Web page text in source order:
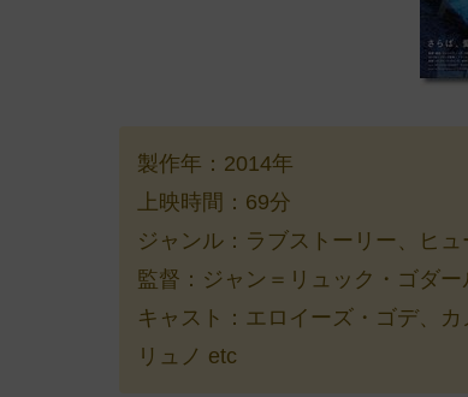
製作年：2014年
上映時間：69分
ジャンル：ラブストーリー、ヒュ
監督：ジャン＝リュック・ゴダー
キャスト：エロイーズ・ゴデ、
リュノ etc